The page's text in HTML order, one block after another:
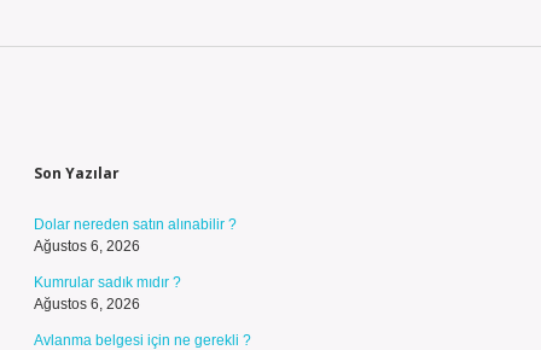
Son Yazılar
Dolar nereden satın alınabilir ?
Ağustos 6, 2026
Kumrular sadık mıdır ?
Ağustos 6, 2026
Avlanma belgesi için ne gerekli ?